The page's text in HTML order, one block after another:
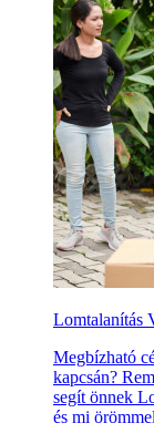
Lomtalanítás
Megbízható
kapcsán?
segít önnek
és mi